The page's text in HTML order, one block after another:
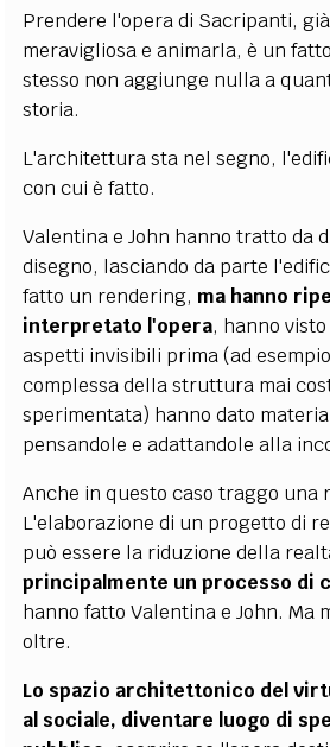
Prendere l'opera di Sacripanti,
meravigliosa e animarla, è un
stesso non aggiunge nulla a
storia.
L'architettura sta nel segno,
con cui è fatto.
Valentina e John hanno tratto da
disegno, lasciando da parte
fatto un rendering, ma hanno
interpretato l'opera, hanno
aspetti invisibili prima (ad
complessa della struttura mai
sperimentata) hanno dato
pensandole e adattandole alla
Anche in questo caso traggo una
L'elaborazione di un progetto di
può essere la riduzione della
principalmente un processo di
hanno fatto Valentina e John. Ma
oltre.
Lo spazio architettonico del
al sociale, diventare luogo di